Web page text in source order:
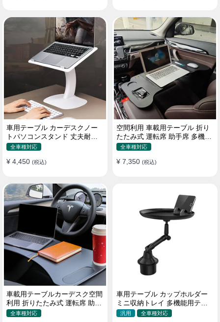
車用テーブル カーデスクノー
トパソコンスタンド 丈夫耐用
調整可能 車内車外 多機能用
全車種対応
¥ 4,450 (税込)
空間利用 車載用テーブル 折り
たたみ式 運転席 助手席 多機能
パソコン 食事 書き込み
全車種対応
¥ 7,350 (税込)
車載用テーブルカーデスク空間
利用 折りたたみ式 運転席 助手
席 多機能 滑り止め 安定
全車種対応
車用テーブル カップホルダー
ミニ収納トレイ 多機能用テー
ブル 食事 物置き用 高品質
汎用 全車種対応